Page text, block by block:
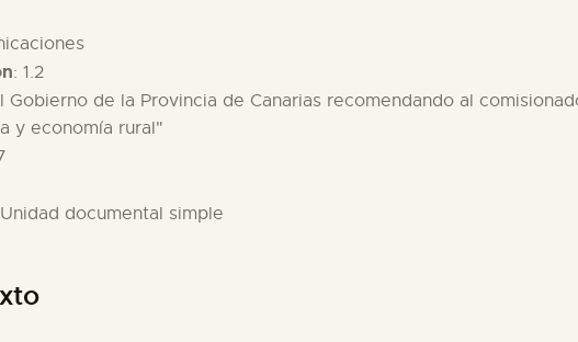
: 1.2
Gobierno de la Provincia de Canarias recomendando al
y economía rural"
documental simple